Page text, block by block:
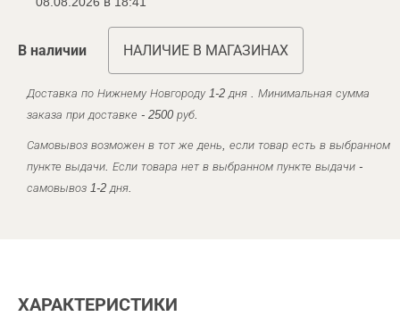
В наличии НАЛИЧИЕ В МАГАЗИНАХ
Доставка по Нижнему Новгороду 1-2 дня . Минимальная сумма
заказа при доставке - 2500 руб.
Самовывоз возможен в тот же день, если товар есть в выбранном
пункте выдачи. Если товара нет в выбранном пункте выдачи -
самовывоз 1-2 дня.
ХАРАКТЕРИСТИКИ